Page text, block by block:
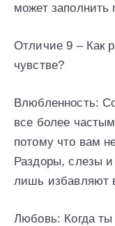
может заполнить
Отличие 9 – Как
чувстве?
Влюбленность:
все более
потому что вам
Раздоры, слезы и
лишь избавляют
Любовь: Когда